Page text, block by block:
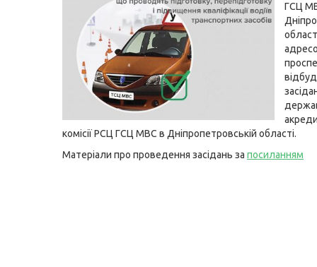
ГСЦ
комісії РСЦ ГСЦ МВС в Дніпропетровській області.
Матеріали про проведення засідань за посиланням